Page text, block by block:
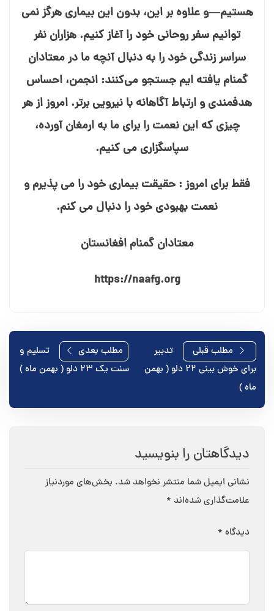
هستیم—و علاوه بر این، بدون این بیماری هرگز نمی⁯
توانیم سفر روحانی خود را آغاز کنیم. هزاران نفر
سراسر زندگی خود را به دنبال آنچه ما در معتادان
گمنام یافته⁯ ایم جستجو می⁯‌کنند: انجمن، احساس
هدفمندی و ارتباط آگاهانه با نیرویی برتر. امروز از هر
چیزی که این نعمت را برای ما به ارمغان آورده،
سپاسگزاری می⁯ کنیم.
فقط برای امروز : حقیقت بیماری خود را می⁯ پذیرم و
نعمت بهبودی خود را دنبال می⁯ کنم.
معتادان گمنام افغانستان
https://naafg.org
راهبری
نوشته
مطلب قبلی
تدبیر
برای خوش بینی ۲۲ دلو ( بهمن
ماه )
مطلب بعدی
تسلیم و
سنت یک ۲۳ دلو ( بهمن ماه )
دیدگاهتان را بنویسید
نشانی ایمیل شما منتشر نخواهد شد. بخش‌های موردنیاز
علامت‌گذاری شده‌اند *
دیدگاه *